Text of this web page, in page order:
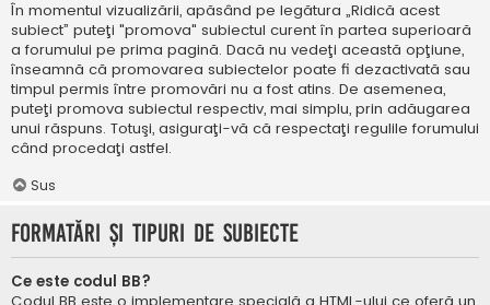
În momentul vizualizării, apăsând pe legătura „Ridică acest
subiect” puteţi "promova" subiectul curent în partea superioară
a forumului pe prima pagină. Dacă nu vedeţi această opţiune,
înseamnă că promovarea subiectelor poate fi dezactivată sau
timpul permis între promovări nu a fost atins. De asemenea,
puteţi promova subiectul respectiv, mai simplu, prin adăugarea
unui răspuns. Totuşi, asiguraţi-vă că respectaţi regulile forumului
când procedaţi astfel.
Sus
Formatări şi tipuri de subiecte
Ce este codul BB?